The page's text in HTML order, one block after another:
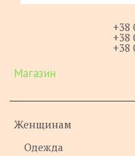
+38
+38
+38
Магазин
Женщинам
Одежда